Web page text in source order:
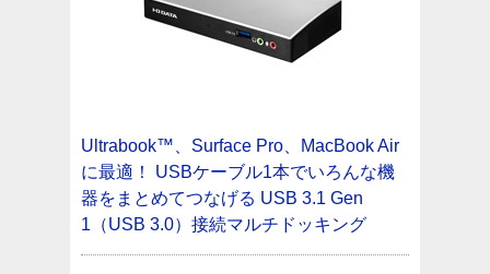
Ultrabook™、Surface Pro、MacBook Air
に最適！
USBケーブル1本でいろんな機
器をまとめてつなげる USB 3.1 Gen
1（USB 3.0）接続マルチドッキング